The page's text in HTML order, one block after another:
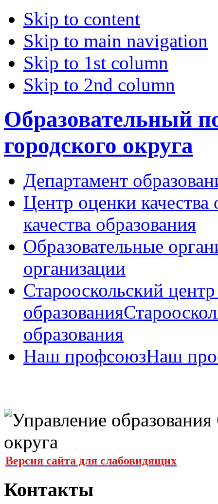
Skip to content
Skip to main navigation
Skip to 1st column
Skip to 2nd column
Образовательный
городского округа
Департамент
Центр оценки качества
качества образования
Образовательные
организации
Старооскольский
образования
образования
Наш профсоюзНаш
Версия сайта для слабовидящих
Контакты